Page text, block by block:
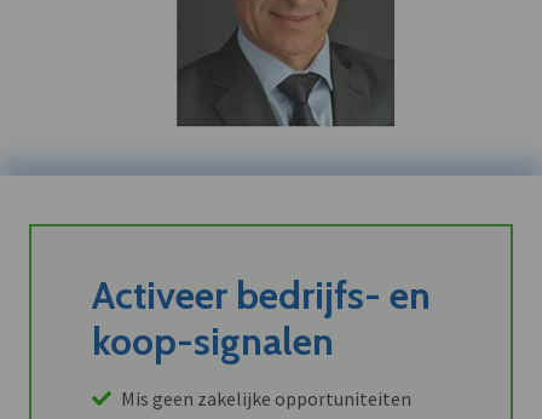
Activeer bedrijfs- en
koop-signalen
Mis geen zakelijke opportuniteiten